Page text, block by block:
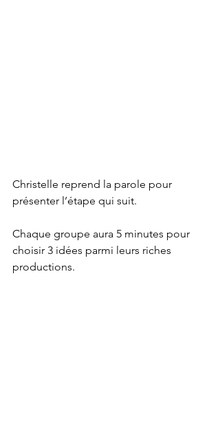
Christelle reprend la parole pour
présenter l’étape qui suit.
Chaque groupe aura 5 minutes pour
choisir 3 idées parmi leurs riches
productions.